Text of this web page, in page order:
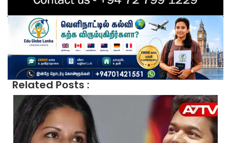
Related Posts :